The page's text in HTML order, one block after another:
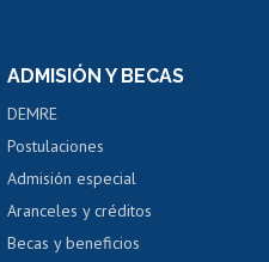
Servicio médico y dental
Pago de arancel y crédito
Pago de arancel y crédito
Certificado de títulos y grados
ADMISIÓN Y BECAS
DEMRE
Postulaciones
Admisión especial
Aranceles y créditos
Becas y beneficios